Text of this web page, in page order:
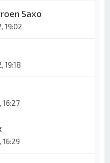
Saxo
19:02
19:18
16:27
16:29